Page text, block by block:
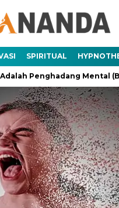
SPIRITUAL
Mental (Bagian